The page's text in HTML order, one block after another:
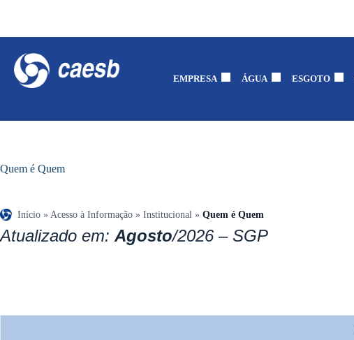
EMPRESA ÁGUA ESGOTO
Quem é Quem
Início » Acesso à Informação » Institucional » Quem é Quem
Atualizado em: Agosto/2026– SGP